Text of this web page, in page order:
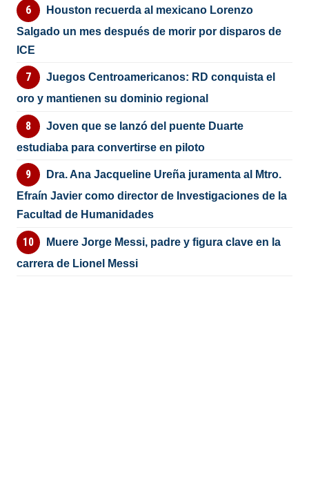
Houston recuerda al mexicano Lorenzo
Salgado un mes después de morir por disparos de
ICE
Juegos Centroamericanos: RD conquista el
oro y mantienen su dominio regional
Joven que se lanzó del puente Duarte
estudiaba para convertirse en piloto
Dra. Ana Jacqueline Ureña juramenta al Mtro.
Efraín Javier como director de Investigaciones de la
Facultad de Humanidades
Muere Jorge Messi, padre y figura clave en la
carrera de Lionel Messi